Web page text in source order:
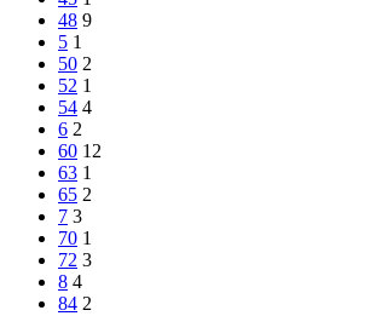
48 9
5 1
50 2
52 1
54 4
6 2
60 12
63 1
65 2
7 3
70 1
72 3
8 4
84 2